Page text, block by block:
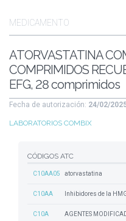
MEDICAMENTO
ATORVASTATINA
COMPRIMIDOS
EFG, 28 comprimidos
Fecha de autorización: 24/02/
LABORATORIOS COMBIX
CÓDIGOS ATC
C10AA05 atorvastatina
C10AA Inhibidores de la
C10A AGENTES